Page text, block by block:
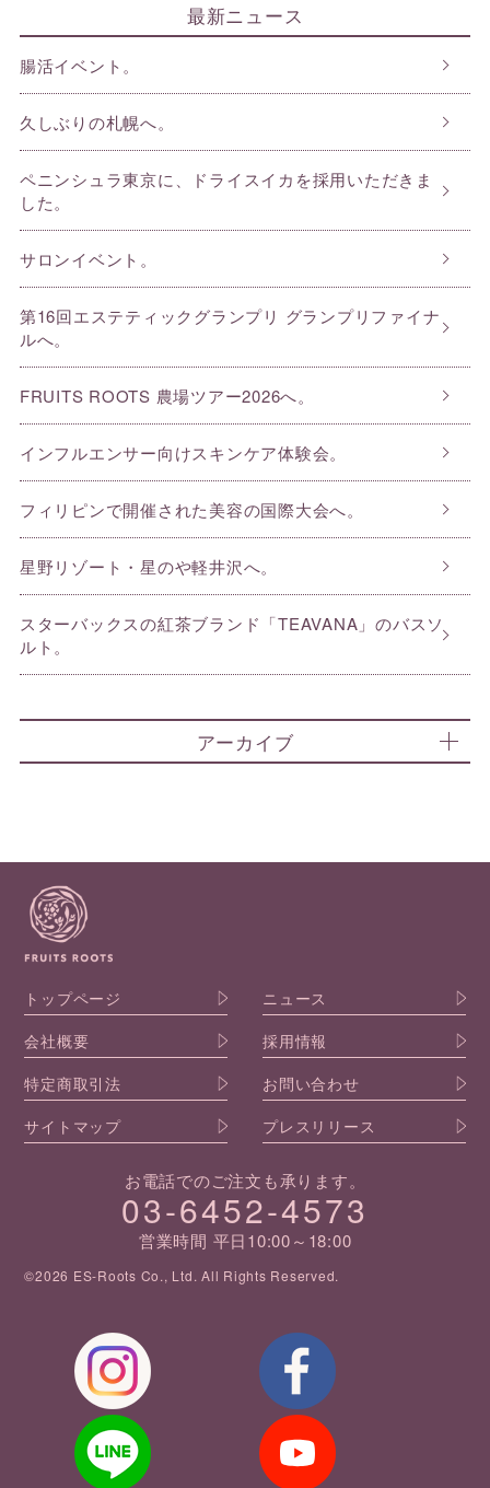
最新ニュース
腸活イベント。
久しぶりの札幌へ。
ペニンシュラ東京に、ドライスイカを採用いただきま
した。
サロンイベント。
第16回エステティックグランプリ グランプリファイナ
ルへ。
FRUITS ROOTS 農場ツアー2026へ。
インフルエンサー向けスキンケア体験会。
フィリピンで開催された美容の国際大会へ。
星野リゾート・星のや軽井沢へ。
スターバックスの紅茶ブランド「TEAVANA」のバスソ
ルト。
アーカイブ
トップページ
ニュース
会社概要
採用情報
特定商取引法
お問い合わせ
サイトマップ
プレスリリース
お電話でのご注文も承ります。
03-6452-4573
営業時間 平日10:00～18:00
©2026 ES-Roots Co., Ltd. All Rights Reserved.